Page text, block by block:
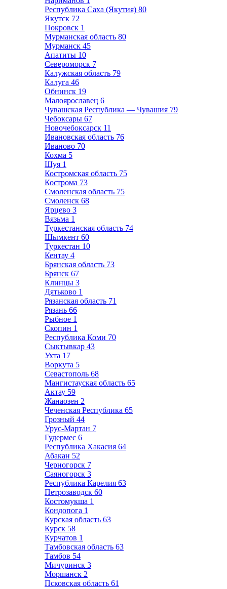
Республика Саха (Якутия) 80
Якутск 72
Покровск 1
Мурманская область 80
Мурманск 45
Апатиты 10
Североморск 7
Калужская область 79
Калуга 46
Обнинск 19
Малоярославец 6
Чувашская Республика — Чувашия 79
Чебоксары 67
Новочебоксарск 11
Ивановская область 76
Иваново 70
Кохма 5
Шуя 1
Костромская область 75
Кострома 73
Смоленская область 75
Смоленск 68
Ярцево 3
Вязьма 1
Туркестанская область 74
Шымкент 60
Туркестан 10
Кентау 4
Брянская область 73
Брянск 67
Клинцы 3
Дятьково 1
Рязанская область 71
Рязань 66
Рыбное 1
Скопин 1
Республика Коми 70
Сыктывкар 43
Ухта 17
Воркута 5
Севастополь 68
Мангистауская область 65
Актау 59
Жанаозен 2
Чеченская Республика 65
Грозный 44
Урус-Мартан 7
Гудермес 6
Республика Хакасия 64
Абакан 52
Черногорск 7
Саяногорск 3
Республика Карелия 63
Петрозаводск 60
Костомукша 1
Кондопога 1
Курская область 63
Курск 58
Курчатов 1
Тамбовская область 63
Тамбов 54
Мичуринск 3
Моршанск 2
Псковская область 61